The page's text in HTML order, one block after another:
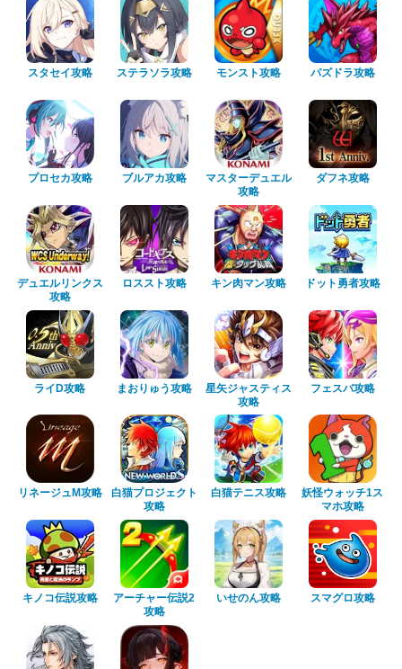
スタセイ攻略 ステラソラ攻略 モンスト攻略 パズドラ攻略
プロセカ攻略 ブルアカ攻略
マスターデュエル
攻略
ダフネ攻略
デュエルリンクス
攻略
ロススト攻略 キン肉マン攻略 ドット勇者攻略
ライD攻略 まおりゅう攻略
星矢ジャスティス
攻略
フェスバ攻略
リネージュM攻略
白猫プロジェクト
攻略
白猫テニス攻略
妖怪ウォッチ1ス
マホ攻略
キノコ伝説攻略
アーチャー伝説2
攻略
いせのん攻略 スマグロ攻略